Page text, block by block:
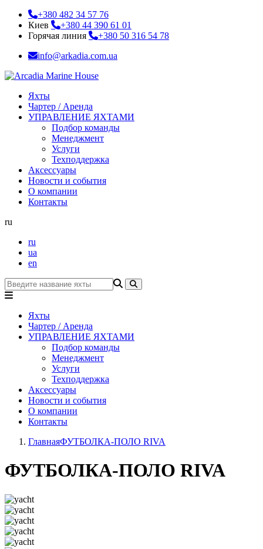
+380 482 34 57 76
Киев
+380 44 390 61 01
Горячая линия
+380 50 316 54 78
info@arkadia.com.ua
Яхты
Чартер / Аренда
УПРАВЛЕНИЕ ЯХТАМИ
Подбор команды
Менеджмент
Услуги
Техподдержка
Аксессуары
Новости и события
О компании
Контакты
ru
ru
ua
en
Яхты
Чартер / Аренда
УПРАВЛЕНИЕ ЯХТАМИ
Подбор команды
Менеджмент
Услуги
Техподдержка
Аксессуары
Новости и события
О компании
Контакты
ГлавнаяФУТБОЛКА-ПОЛО RIVA
ФУТБОЛКА-ПОЛО RIVA